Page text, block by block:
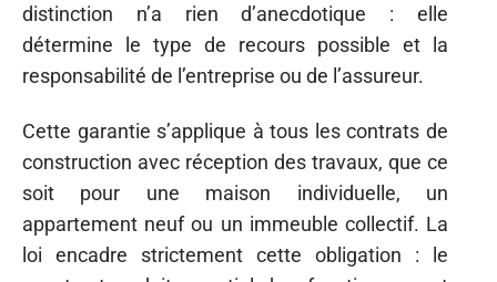
distinction n’a rien d’anecdotique : elle
détermine le type de recours possible et la
responsabilité de l’entreprise ou de l’assureur.
Cette garantie s’applique à tous les contrats de
construction avec réception des travaux, que ce
soit pour une maison individuelle, un
appartement neuf ou un immeuble collectif. La
loi encadre strictement cette obligation : le